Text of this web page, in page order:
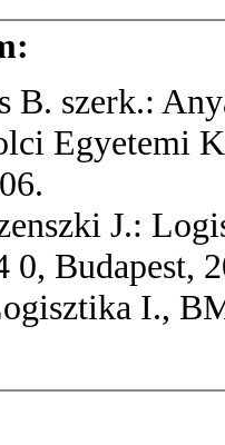
B. szerk.:
Egyetemi
J.:
0, Budapest,
I.,